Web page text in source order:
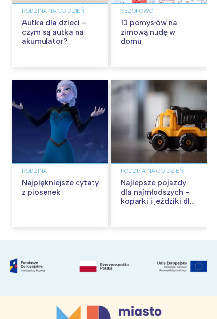
RODZINA NA CO DZIEŃ
Autka dla dzieci –
czym są autka na
akumulator?
SEZONOWO
10 pomysłów na
zimową nudę w
domu
RODZINA
Najpiękniejsze cytaty
z piosenek
RODZINA NA CO DZIEŃ
Najlepsze pojazdy
dla najmłodszych –
koparki i jeździki dla